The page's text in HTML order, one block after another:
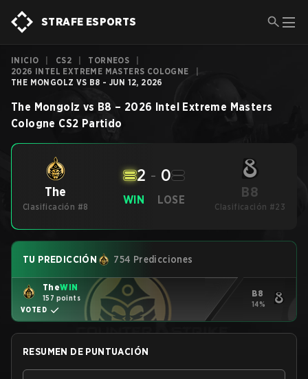
STRAFE ESPORTS
INICIO CS2 TORNEOS
2026 INTEL EXTREME MASTERS COLOGNE
THE MONGOLZ VS B8 - JUN 12, 2026
The Mongolz vs B8 – 2026 Intel Extreme Masters
Cologne CS2 Partido
The
Clasificación #8
WIN
2 - 0
LOSE B8
Clasificación #23
TU PREDICCIÓN 754 Predicciones
TheWIN
157 points
VOTED
B8
14%
RESUMEN DE PUNTUACIÓN